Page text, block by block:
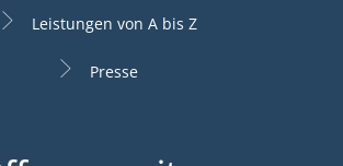
Leistungen von A bis Z
Presse